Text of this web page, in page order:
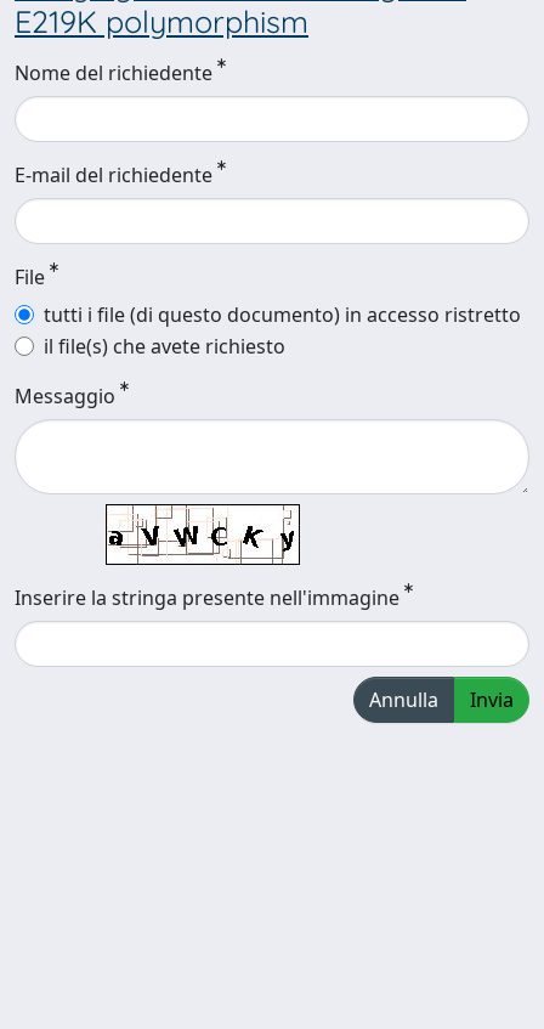
E219K polymorphism
Nome del richiedente
E-mail del richiedente
File
tutti i file (di questo documento) in accesso ristretto
il file(s) che avete richiesto
Messaggio
Inserire la stringa presente nell'immagine
Annulla Invia